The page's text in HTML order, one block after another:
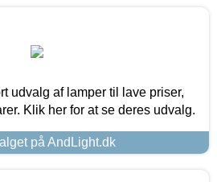
udvalg af lamper til lave priser,
Klik her for at se deres udvalg.
på AndLight.dk